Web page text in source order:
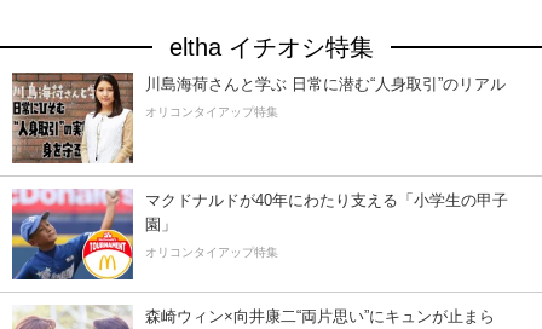
eltha イチオシ特集
川島海荷さんと学ぶ 日常に潜む“人身取引”のリアル
オリコンタイアップ特集
マクドナルドが40年にわたり支える「小学生の甲子
園」
オリコンタイアップ特集
森崎ウィン×向井康二“両片思い”にキュンが止まら